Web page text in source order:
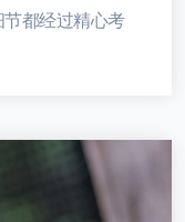
都经过精心考